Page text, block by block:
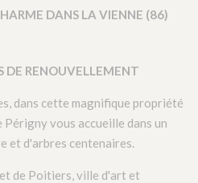
DANS LA VIENNE (86)
DE RENOUVELLEMENT
dans cette magnifique propriété
Périgny vous accueille dans un
et d'arbres centenaires.
de Poitiers, ville d'art et